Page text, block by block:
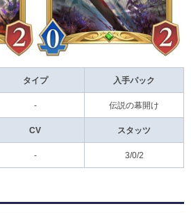
タイプ 入手パック
- 伝説の幕開け
CV スタッツ
- 3/0/2